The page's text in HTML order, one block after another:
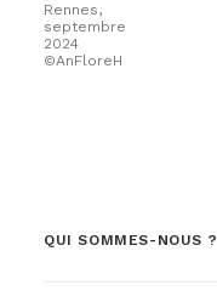
Rennes,
septembre
2024
©AnFloreH
QUI SOMMES-NOUS ?